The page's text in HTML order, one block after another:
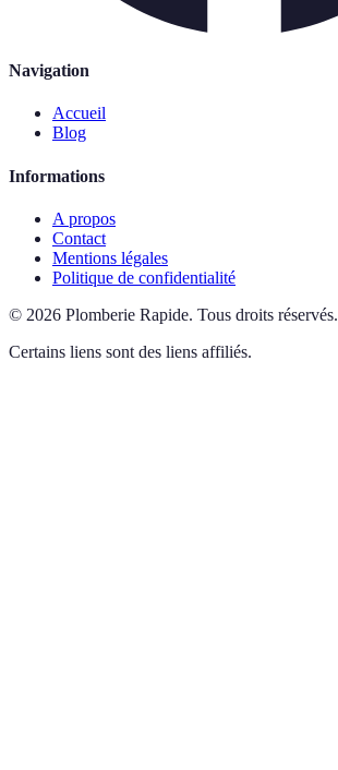
Navigation
Accueil
Blog
Informations
A propos
Contact
Mentions légales
Politique de confidentialité
© 2026 Plomberie Rapide. Tous droits réservés.
Certains liens sont des liens affiliés.